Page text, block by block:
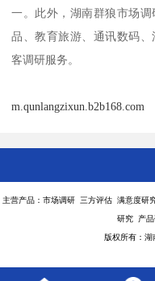
一。此外，湖南群狼市场
品、教育旅游、通讯数码
客调研服务。
m.qunlangzixun.b2b168.com
主营产品：市场调研 三方评估 满意度
研究 产
版权所有：湖